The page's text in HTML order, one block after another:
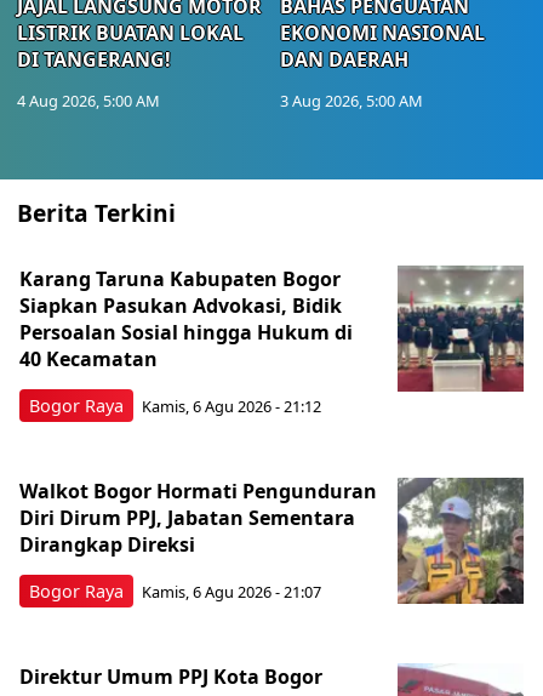
JAJAL LANGSUNG MOTOR
LISTRIK BUATAN LOKAL
DI TANGERANG!
4 Aug 2026, 5:00 AM
BAHAS PENGUATAN
EKONOMI NASIONAL
DAN DAERAH
3 Aug 2026, 5:00 AM
Berita Terkini
Bogor Raya
Karang Taruna Kabupaten Bogor
Siapkan Pasukan Advokasi, Bidik
Persoalan Sosial hingga Hukum di
40 Kecamatan
Kamis, 6 Agu 2026 - 21:12
Bogor Raya
Walkot Bogor Hormati Pengunduran
Diri Dirum PPJ, Jabatan Sementara
Dirangkap Direksi
Kamis, 6 Agu 2026 - 21:07
Direktur Umum PPJ Kota Bogor